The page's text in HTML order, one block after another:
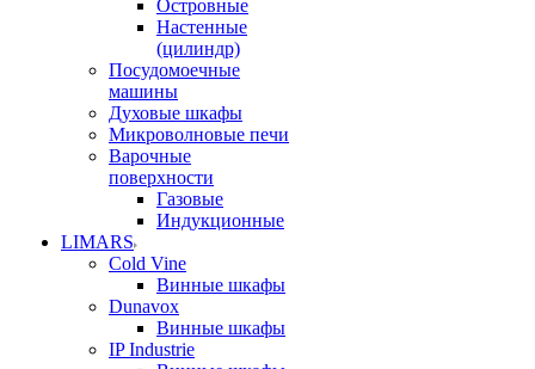
Островные
Настенные
(цилиндр)
Посудомоечные
машины
Духовые шкафы
Микроволновые печи
Варочные
поверхности
Газовые
Индукционные
LIMARS
Cold Vine
Винные шкафы
Dunavox
Винные шкафы
IP Industrie